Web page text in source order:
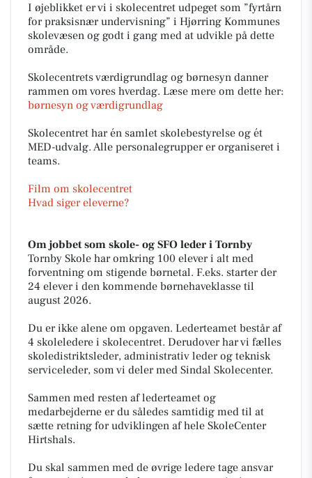
I øjeblikket er vi i skolecentret udpeget som ”fyrtårn
for praksisnær undervisning” i Hjørring Kommunes
skolevæsen og godt i gang med at udvikle på dette
område.
Skolecentrets værdigrundlag og børnesyn danner
rammen om vores hverdag. Læse mere om dette her:
børnesyn og værdigrundlag
Skolecentret har én samlet skolebestyrelse og ét
MED-udvalg. Alle personalegrupper er organiseret i
teams.
Film om skolecentret
Hvad siger eleverne?
Om jobbet som skole- og SFO leder i Tornby
Tornby Skole har omkring 100 elever i alt med
forventning om stigende børnetal. F.eks. starter der
24 elever i den kommende børnehaveklasse til
august 2026.
Du er ikke alene om opgaven. Lederteamet består af
4 skoleledere i skolecentret. Derudover har vi fælles
skoledistriktsleder, administrativ leder og teknisk
serviceleder, som vi deler med Sindal Skolecenter.
Sammen med resten af lederteamet og
medarbejderne er du således samtidig med til at
sætte retning for udviklingen af hele SkoleCenter
Hirtshals.
Du skal sammen med de øvrige ledere tage ansvar